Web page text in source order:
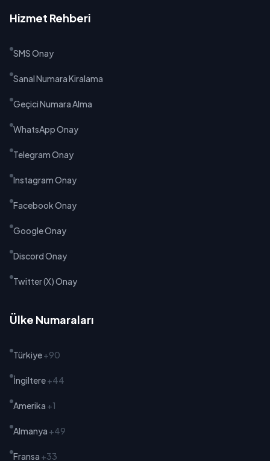
Hizmet Rehberi
SMS Onay
Sanal Numara Kiralama
Geçici Numara Alma
WhatsApp Onay
Telegram Onay
Instagram Onay
Facebook Onay
Google Onay
Discord Onay
Twitter (X) Onay
Ülke Numaraları
Türkiye+90
İngiltere+44
Amerika +1
Almanya +49
Fransa +33